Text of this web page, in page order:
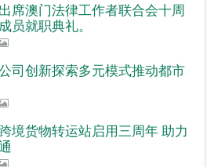
席澳门法律工作者联合会十周
员就职典礼。
司创新探索多元模式推动都市
境货物转运站启用三周年 助力